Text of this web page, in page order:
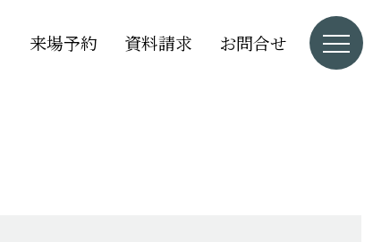
来場予約 資料請求 お問合せ